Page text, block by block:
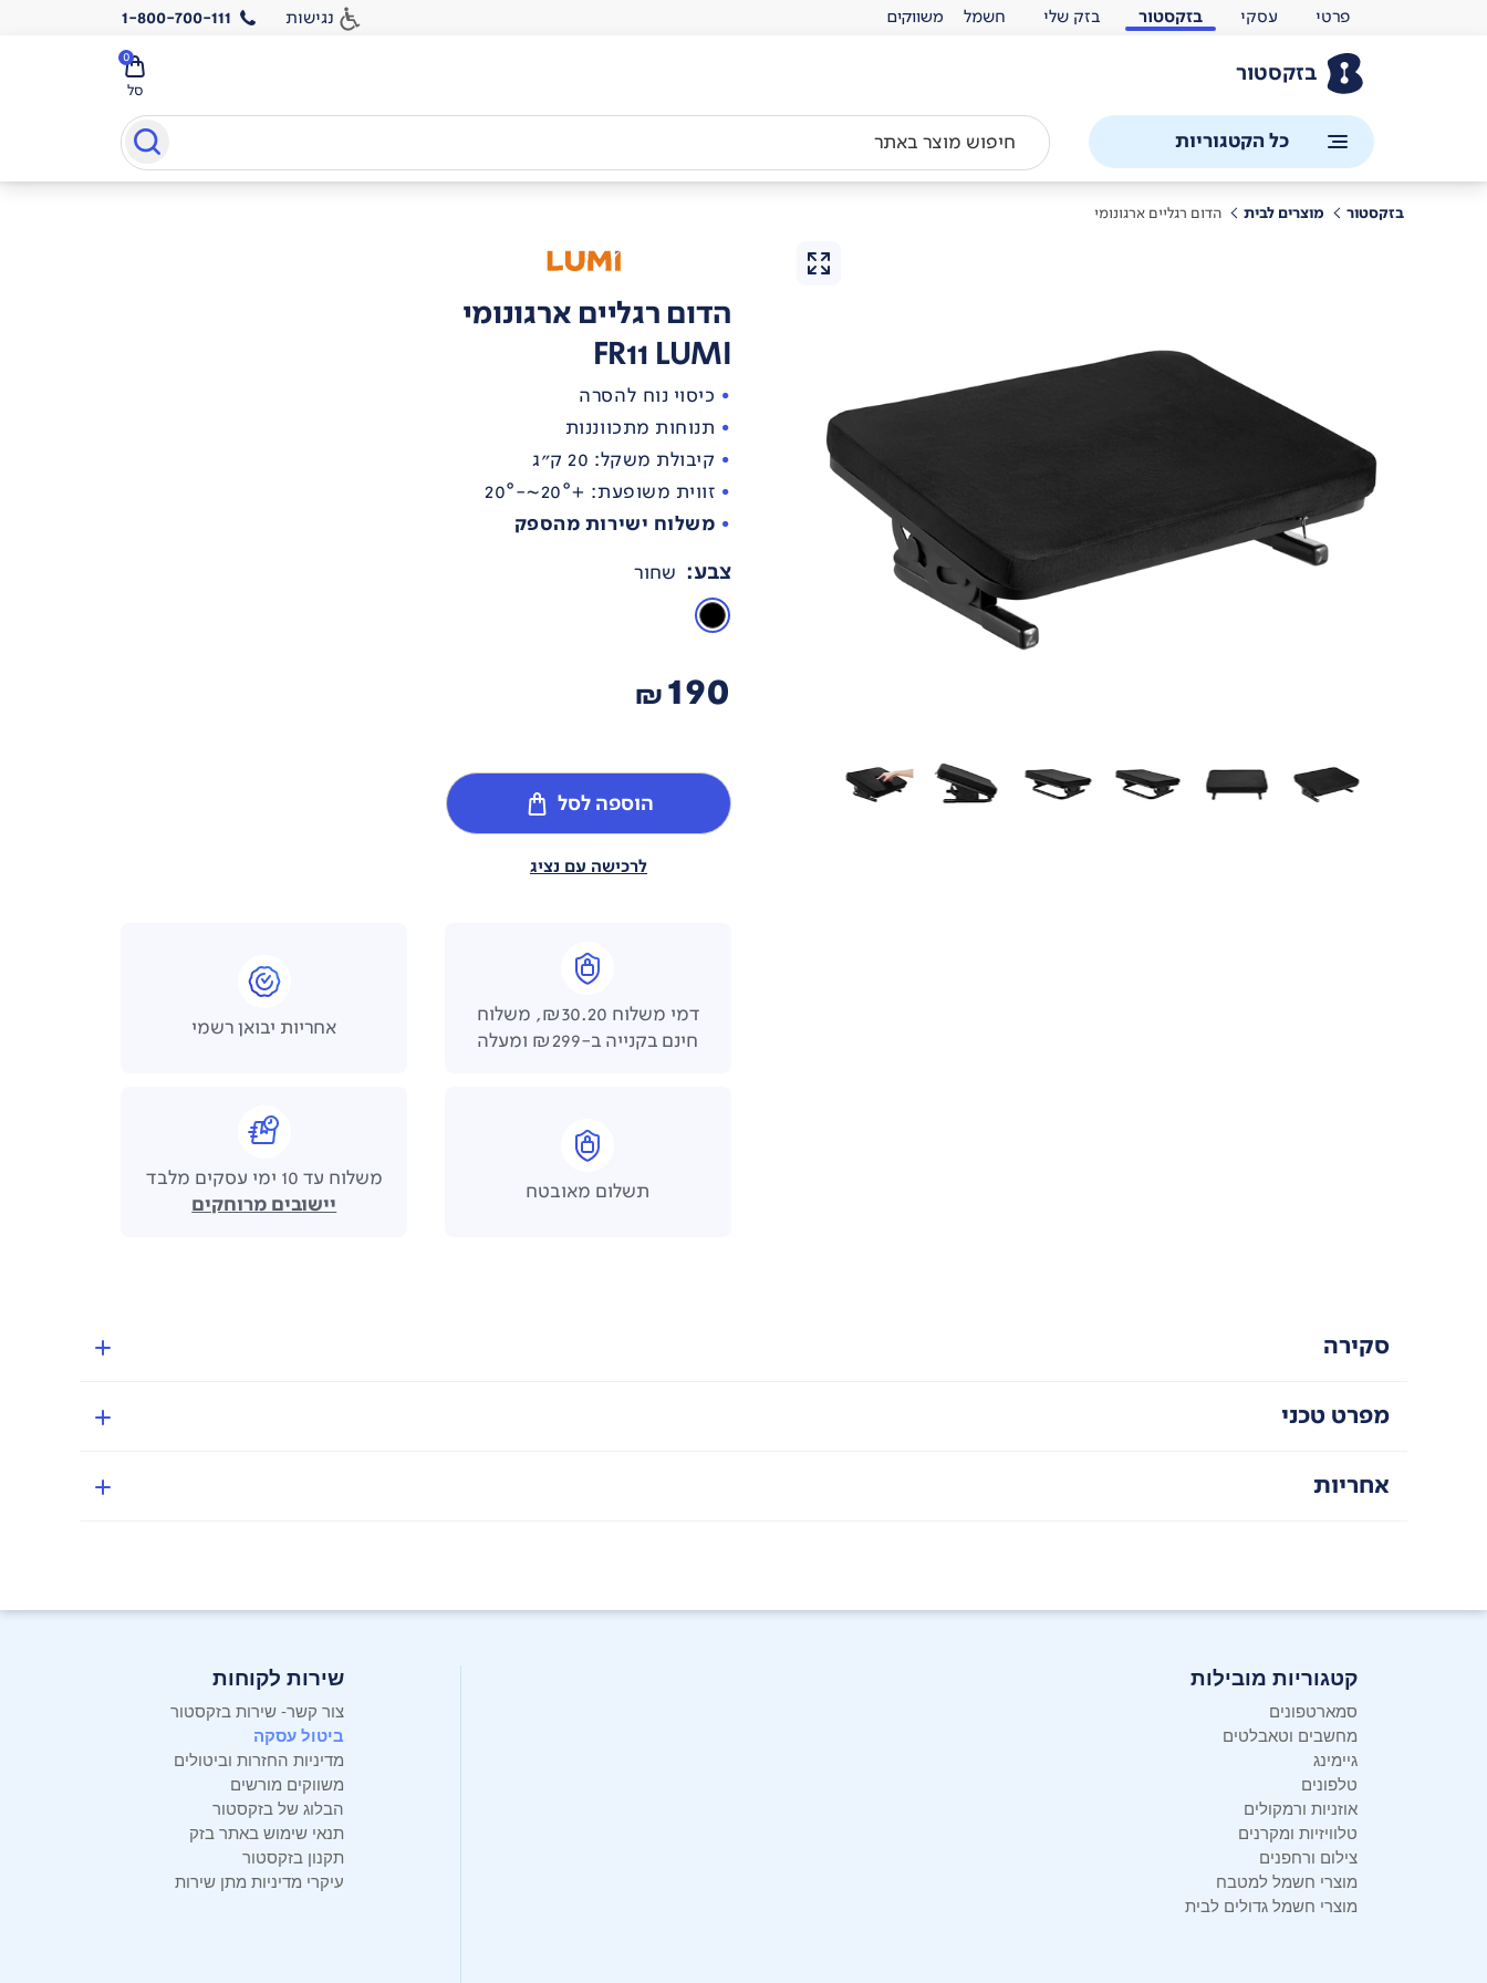
פרטי עסקי בזקסטור בזק שלי חשמל נגישות 1-800-700-111
בזקסטור
סל
0
כל הקטגוריות
בזקסטור מוצרים לבית הדום רגליים ארגונומי
הדום רגליים ארגונומי
FR11 LUMI
כיסוי נוח להסרה
תנוחות מתכווננות
קיבולת משקל: 20 ק"ג
זווית משופעת: +20°~-20°
משלוח ישירות מהספק
צבע: שחור
190
₪
הוספה לסל
לרכישה עם נציג
דמי משלוח ₪30.20, משלוח
חינם בקנייה ב-₪299 ומעלה
אחריות יבואן רשמי
תשלום מאובטח
משלוח עד 10 ימי עסקים מלבד
יישובים מרוחקים
סקירה
מפרט טכני
אחריות
קטגוריות מובילות
סמארטפונים
מחשבים וטאבלטים
גיימינג
טלפונים
אוזניות ורמקולים
טלוויזיות ומקרנים
צילום ורחפנים
מוצרי חשמל למטבח
מוצרי חשמל גדולים לבית
שירות לקוחות
צור קשר- שירות בזקסטור
ביטול עסקה
מדיניות החזרות וביטולים
משווקים מורשים
הבלוג של בזקסטור
תנאי שימוש באתר בזק
תקנון בזקסטור
עיקרי מדיניות מתן שירות
משווקים